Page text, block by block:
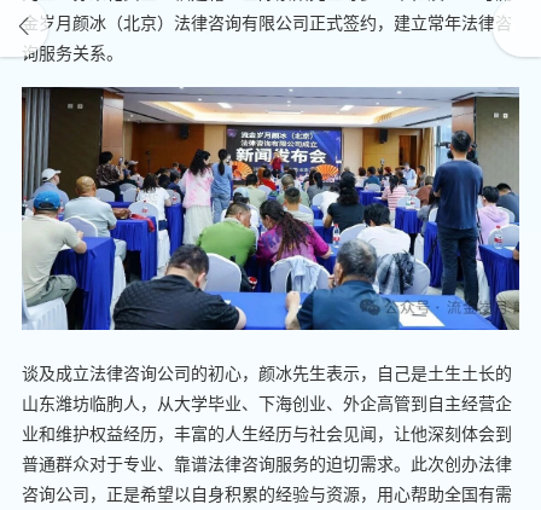
金岁月颜冰（北京）法律咨询有限公司正式签约，建立常年法律咨
询服务关系。
谈及成立法律咨询公司的初心，颜冰先生表示，自己是土生土长的
山东潍坊临朐人，从大学毕业、下海创业、外企高管到自主经营企
业和维护权益经历，丰富的人生经历与社会见闻，让他深刻体会到
普通群众对于专业、靠谱法律咨询服务的迫切需求。此次创办法律
咨询公司，正是希望以自身积累的经验与资源，用心帮助全国有需